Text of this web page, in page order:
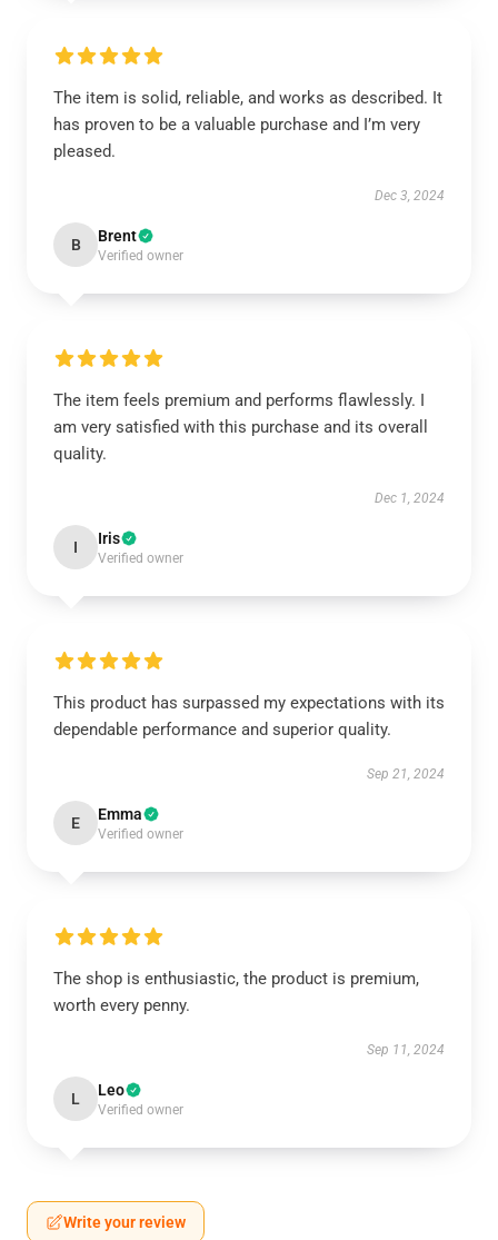
The item is solid, reliable, and works as described. It
has proven to be a valuable purchase and I’m very
pleased.
Dec 3, 2024
B Brent
Verified owner
The item feels premium and performs flawlessly. I
am very satisfied with this purchase and its overall
quality.
Dec 1, 2024
I Iris
Verified owner
This product has surpassed my expectations with its
dependable performance and superior quality.
Sep 21, 2024
E Emma
Verified owner
The shop is enthusiastic, the product is premium,
worth every penny.
Sep 11, 2024
L Leo
Verified owner
Write your review